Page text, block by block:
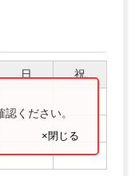
日 祝
ください。
×閉じる